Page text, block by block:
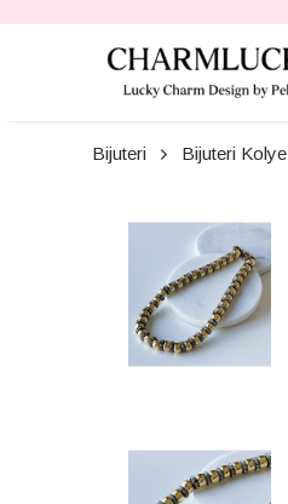
Bijuteri Bijuteri Kolye